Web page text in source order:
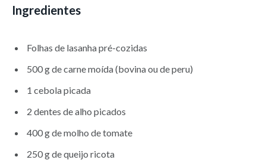
Ingredientes
Folhas de lasanha pré-cozidas
500 g de carne moída (bovina ou de peru)
1 cebola picada
2 dentes de alho picados
400 g de molho de tomate
250 g de queijo ricota